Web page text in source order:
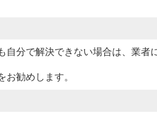
分で解決できない場合は、業者
勧めします。